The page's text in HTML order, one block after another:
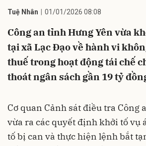
Tuệ Nhân 01/01/2026 08:08
Công an tỉnh Hưng Yên vừa
tại xã Lạc Đạo về hành vi
thuế trong hoạt động tái chế
thoát ngân sách gần 19 tỷ
Cơ quan Cảnh sát điều tra Công
vừa ra các quyết định khởi tố vụ
tố bị can và thực hiện lệnh bắt